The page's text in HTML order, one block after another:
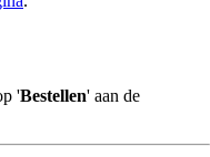
'Bestellen' aan de